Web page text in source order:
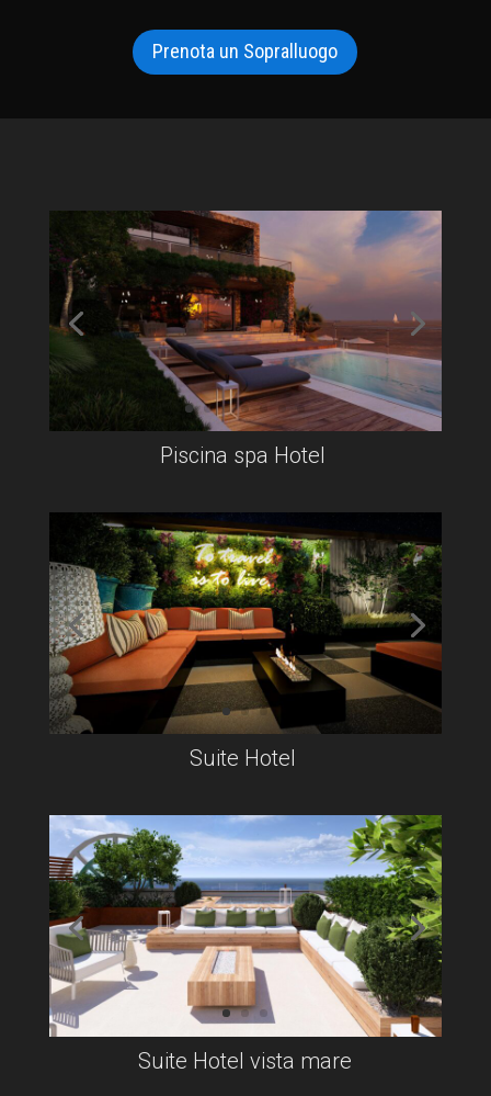
Prenota un Sopralluogo
Piscina spa Hotel
Suite Hotel
Suite Hotel vista mare